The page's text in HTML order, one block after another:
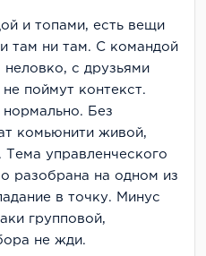
и топами, есть вещи
там ни там. С командой
неловко, с друзьями
поймут контекст.
Без
комьюнити живой,
управленческого
разобрана на одном из
в точку. Минус
групповой,
не жди.